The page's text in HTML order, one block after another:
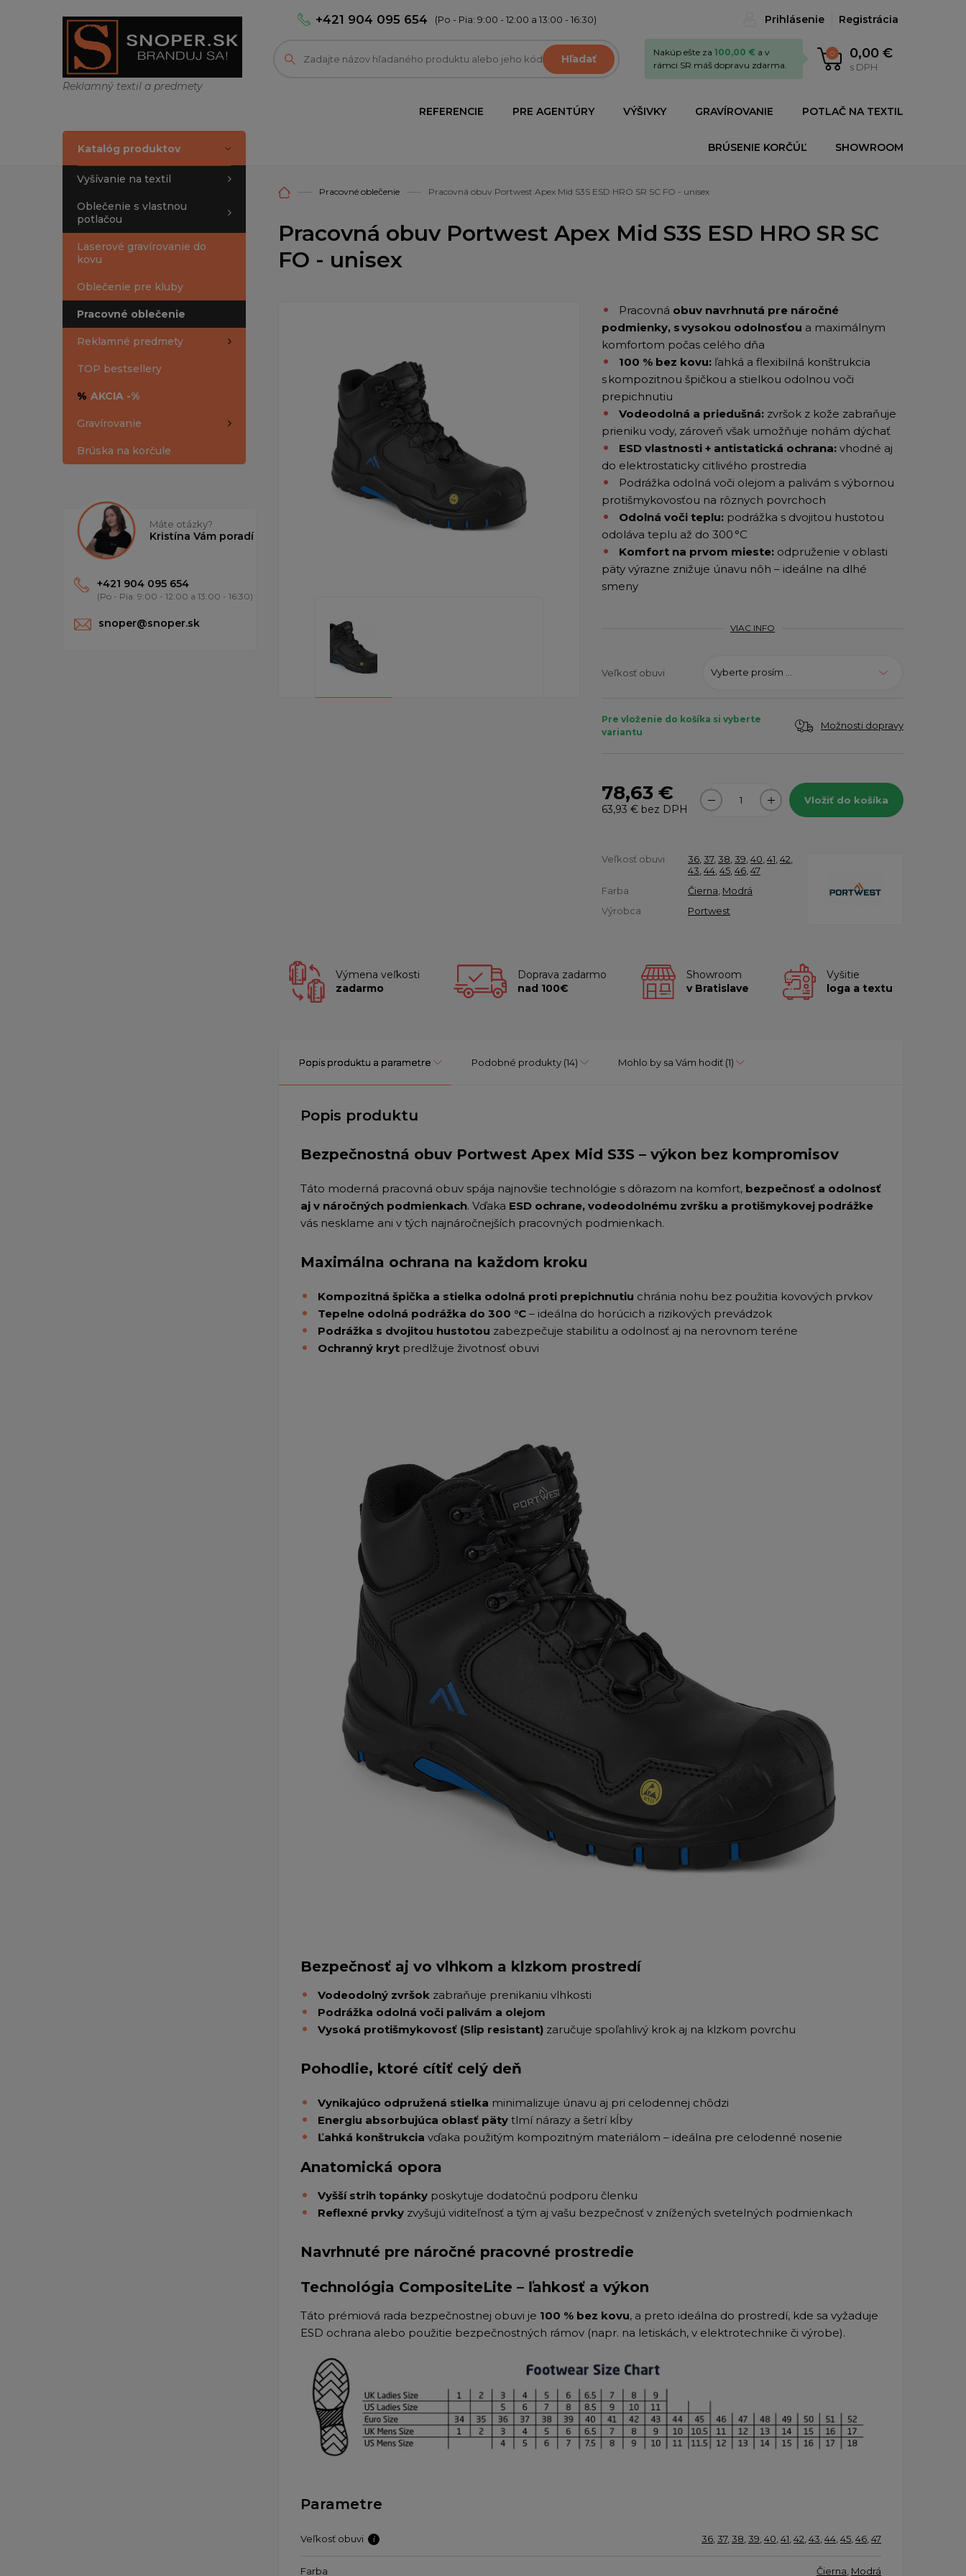
Reklamný textil a predmety
+421 904 095 654 (Po - Pia: 9:00 - 12:00 a 13:00 - 16:30) Prihlásenie Registrácia
Hľadať 0 0,00 €
s DPH
Nakúp ešte za 100,00 € a v
rámci SR máš dopravu zdarma.
REFERENCIE PRE AGENTÚRY VÝŠIVKY GRAVÍROVANIE POTLAČ NA TEXTIL
BRÚSENIE KORČÚĽ SHOWROOM
Katalóg produktov
Vyšívanie na textil
Oblečenie s vlastnou
potlačou
Laserové gravírovanie do
kovu
Oblečenie pre kluby
Pracovné oblečenie
Reklamné predmety
TOP bestsellery
% AKCIA -%
Gravírovanie
Brúska na korčule
Máte otázky?
Kristína Vám poradí
+421 904 095 654
(Po - Pia: 9:00 - 12:00 a 13:00 - 16:30)
snoper@snoper.sk
Pracovné oblečenie Pracovná obuv Portwest Apex Mid S3S ESD HRO SR SC FO - unisex
Pracovná obuv Portwest Apex Mid S3S ESD HRO SR SC
FO - unisex
Pracovná obuv navrhnutá pre náročné
podmienky, s vysokou odolnosťou a maximálnym
komfortom počas celého dňa
100 % bez kovu: ľahká a flexibilná konštrukcia
s kompozitnou špičkou a stielkou odolnou voči
prepichnutiu
Vodeodolná a priedušná: zvršok z kože zabraňuje
prieniku vody, zároveň však umožňuje nohám dýchať
ESD vlastnosti + antistatická ochrana: vhodné aj
do elektrostaticky citlivého prostredia
Podrážka odolná voči olejom a palivám s výbornou
protišmykovosťou na rôznych povrchoch
Odolná voči teplu: podrážka s dvojitou hustotou
odoláva teplu až do 300 °C
Komfort na prvom mieste: odpruženie v oblasti
päty výrazne znižuje únavu nôh – ideálne na dlhé
smeny
VIAC INFO
Veľkosť obuvi Vyberte prosím ...
Pre vloženie do košíka si vyberte
variantu
Možnosti dopravy
78,63 €
63,93 € bez DPH
Vložiť do košíka
Veľkosť obuvi 36 37, 38 39 40 41 42
43 44 45 46 47
Farba
Čierna Modrá
Výrobca
Portwest
Výmena veľkosti
zadarmo
Doprava zadarmo
nad 100€
Showroom
v Bratislave
Vyšitie
loga a textu
Popis produktu a parametre Podobné produkty (14) Mohlo by sa Vám hodiť (1)
Popis produktu
Bezpečnostná obuv Portwest Apex Mid S3S – výkon bez kompromisov
Táto moderná pracovná obuv spája najnovšie technológie s dôrazom na komfort, bezpečnosť a odolnosť
aj v náročných podmienkach. Vďaka ESD ochrane, vodeodolnému zvršku a protišmykovej podrážke
vás nesklame ani v tých najnáročnejších pracovných podmienkach.
Maximálna ochrana na každom kroku
Kompozitná špička a stielka odolná proti prepichnutiu chránia nohu bez použitia kovových prvkov
Tepelne odolná podrážka do 300 °C – ideálna do horúcich a rizikových prevádzok
Podrážka s dvojitou hustotou zabezpečuje stabilitu a odolnosť aj na nerovnom teréne
Ochranný kryt predlžuje životnosť obuvi
Bezpečnosť aj vo vlhkom a klzkom prostredí
Vodeodolný zvršok zabraňuje prenikaniu vlhkosti
Podrážka odolná voči palivám a olejom
Vysoká protišmykovosť (Slip resistant) zaručuje spoľahlivý krok aj na klzkom povrchu
Pohodlie, ktoré cítiť celý deň
Vynikajúco odpružená stielka minimalizuje únavu aj pri celodennej chôdzi
Energiu absorbujúca oblasť päty tlmí nárazy a šetrí kĺby
Ľahká konštrukcia vďaka použitým kompozitným materiálom – ideálna pre celodenné nosenie
Anatomická opora
Vyšší strih topánky poskytuje dodatočnú podporu členku
Reflexné prvky zvyšujú viditeľnosť a tým aj vašu bezpečnosť v znížených svetelných podmienkach
Navrhnuté pre náročné pracovné prostredie
Technológia CompositeLite – ľahkosť a výkon
Táto prémiová rada bezpečnostnej obuvi je 100 % bez kovu, a preto ideálna do prostredí, kde sa vyžaduje
ESD ochrana alebo použitie bezpečnostných rámov (napr. na letiskách, v elektrotechnike či výrobe).
Parametre
Veľkosť obuvi 36,37,38,39,40,41,42,43,44,45,46,47
Farba Čierna, Modrá